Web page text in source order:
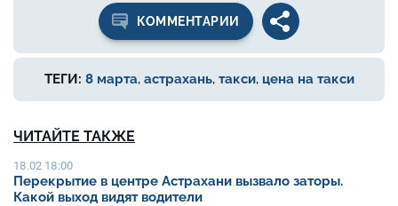
КОММЕНТАРИИ
ТЕГИ: 8 марта, астрахань, такси, цена на такси
ЧИТАЙТЕ ТАКЖЕ
18.02 18:00
Перекрытие в центре Астрахани вызвало заторы.
Какой выход видят водители